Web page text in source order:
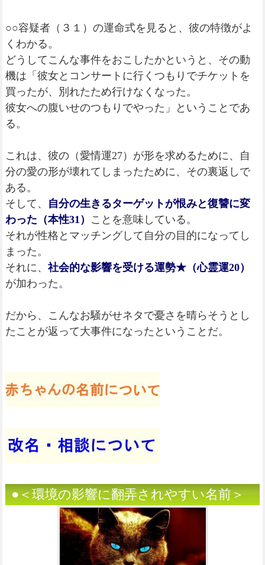
○○容疑者（３１）の運命式を見ると、彼の特徴がよ
くわかる。
どうしてこんな事件をおこしたかというと、その動
機は「彼女とコンサートに行くつもりでチケットを
買ったが、別れたため行けなくなった。
彼女への腹いせのつもりでやった」ということであ
る。
これは、彼の（愛情運27）が形を求めるために、自
分の愛の形が壊れてしまったために、その裏返しで
ある。
そして、
自分の生きるターゲットが恨みと復讐に変
わった（本性31）
ことを意味している。
それが性格とマッチングして自分の目的になってし
まった。
それに、 社会的な影響を受ける運勢★（心霊運20）
が加わった。
だから、こんなお騒がせネタで憂さを晴らそうとし
たことが返って大事件になったということだ。
●＜環境の影響に翻弄されやすい名前＞